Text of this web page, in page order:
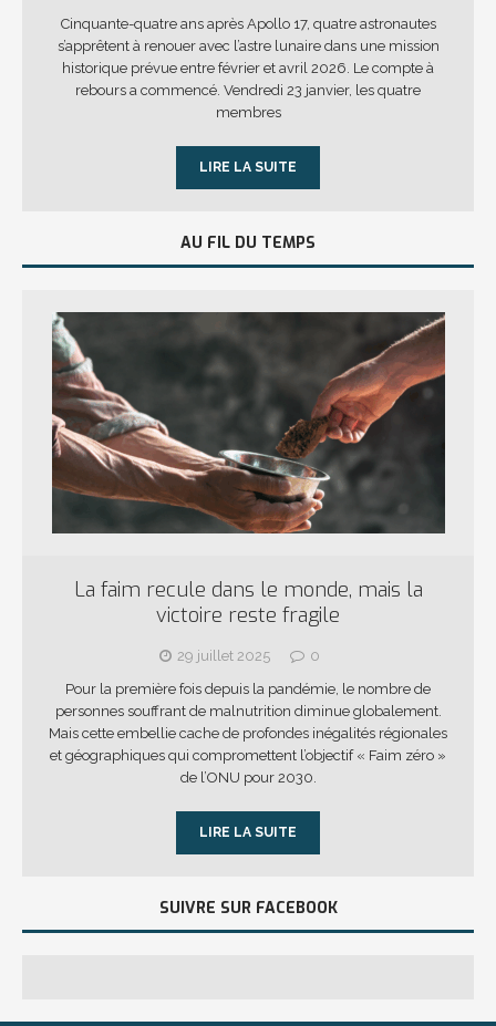
Cinquante-quatre ans après Apollo 17, quatre astronautes
s’apprêtent à renouer avec l’astre lunaire dans une mission
historique prévue entre février et avril 2026. Le compte à
rebours a commencé. Vendredi 23 janvier, les quatre
membres
LIRE LA SUITE
AU FIL DU TEMPS
La faim recule dans le monde, mais la
victoire reste fragile
29 juillet 2025
0
Pour la première fois depuis la pandémie, le nombre de
personnes souffrant de malnutrition diminue globalement.
Mais cette embellie cache de profondes inégalités régionales
et géographiques qui compromettent l’objectif « Faim zéro »
de l’ONU pour 2030.
LIRE LA SUITE
SUIVRE SUR FACEBOOK